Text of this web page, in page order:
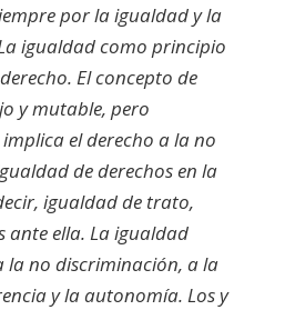
por la igualdad y la
igualdad como principio
El concepto de
y mutable, pero
el derecho a la no
de derechos en la
igualdad de trato,
ante ella. La igualdad
la no discriminación, a la
y la autonomía. Los y